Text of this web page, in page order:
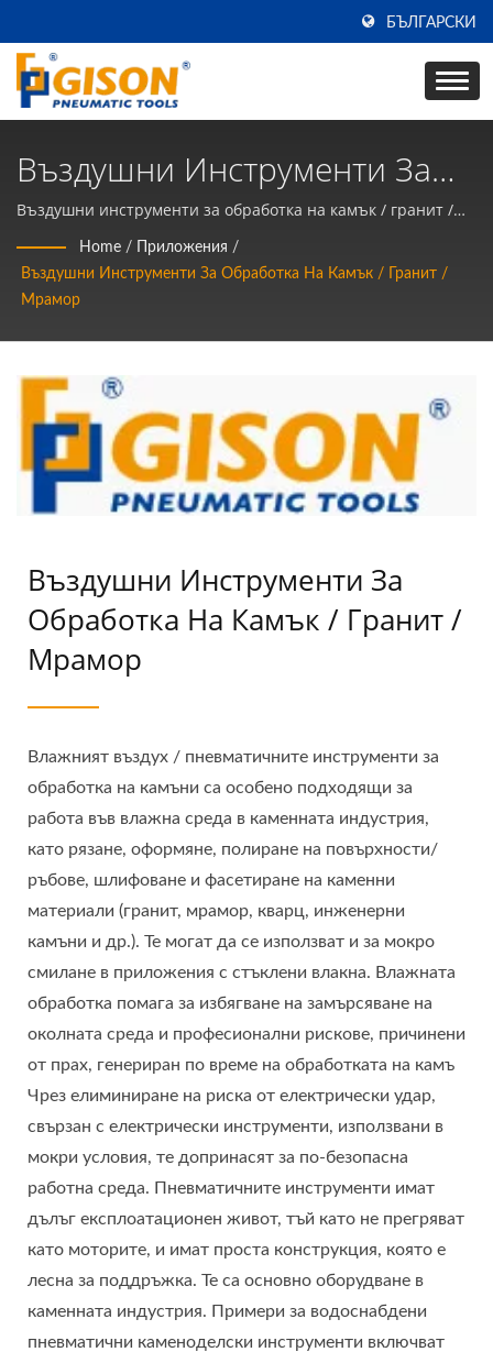
БЪЛГАРСКИ
Въздушни Инструменти За
Обработка На Камък / Гранит
/ Мрамор | Произведено В
Тайван Въздушни
Инструменти И Пневматични
Ръчни Инструменти
Производител | Gison
Въздушни инструменти за обработка на камък / гранит /
мрамор | Производител на въздушни инструменти и
пневматични ръчни инструменти за 50 години в ТАЙВАН |
Gison
Home / Приложения /
Въздушни Инструменти За Обработка На Камък / Гранит /
Мрамор
Въздушни Инструменти За
Обработка На Камък / Гранит /
Мрамор
Влажният въздух / пневматичните инструменти за
обработка на камъни са особено подходящи за
работа във влажна среда в каменната индустрия,
като рязане, оформяне, полиране на повърхности/
ръбове, шлифоване и фасетиране на каменни
материали (гранит, мрамор, кварц, инженерни
камъни и др.). Те могат да се използват и за мокро
смилане в приложения с стъклени влакна. Влажната
обработка помага за избягване на замърсяване на
околната среда и професионални рискове, причинени
от прах, генериран по време на обработката на камъ
Чрез елиминиране на риска от електрически удар,
свързан с електрически инструменти, използвани в
мокри условия, те допринасят за по-безопасна
работна среда. Пневматичните инструменти имат
дълъг експлоатационен живот, тъй като не прегряват
като моторите, и имат проста конструкция, която е
лесна за поддръжка. Те са основно оборудване в
каменната индустрия. Примери за водоснабдени
пневматични каменоделски инструменти включват